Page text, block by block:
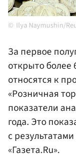
Ilya Naymushin/
За первое
открыто более
относятся к
«Розничная
показатели
года. Это
с
«Газета.Ru».